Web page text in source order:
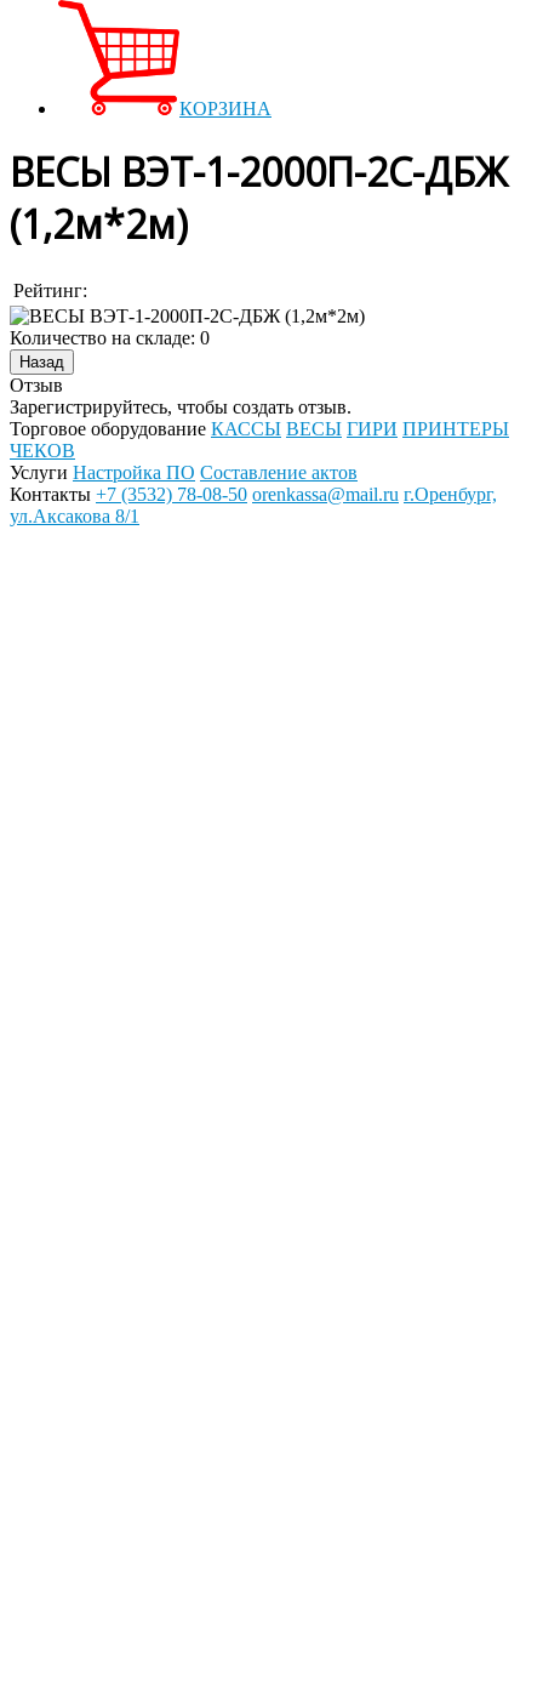
КОРЗИНА
ВЕСЫ ВЭТ-1-2000П-2С-ДБЖ
(1,2м*2м)
Рейтинг:
Количество на складе: 0
Отзыв
Зарегистрируйтесь, чтобы создать отзыв.
Торговое оборудование КАССЫ ВЕСЫ ГИРИ ПРИНТЕРЫ
ЧЕКОВ
Услуги Настройка ПО Составление актов
Контакты +7 (3532) 78-08-50 orenkassa@mail.ru г.Оренбург,
ул.Аксакова 8/1